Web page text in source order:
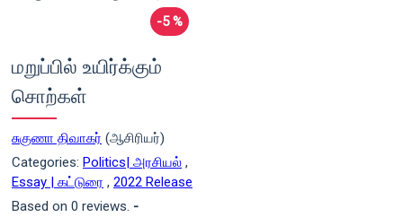
-5 %
மறுப்பில் உயிர்க்கும்
சொற்கள்
சுகுணா திவாகர் (ஆசிரியர்)
Categories: Politics| அரசியல் ,
Essay | கட்டுரை , 2022 Release
Based on 0 reviews. -